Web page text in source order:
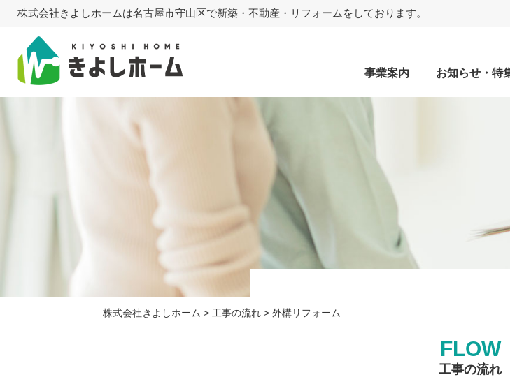
株式会社きよしホームは名古屋市守山区で新築・不動産・リフォームをしております。
事業案内
お知らせ・特
株式会社きよしホーム > 工事の流れ > 外構リフォーム
FLOW
工事の流れ